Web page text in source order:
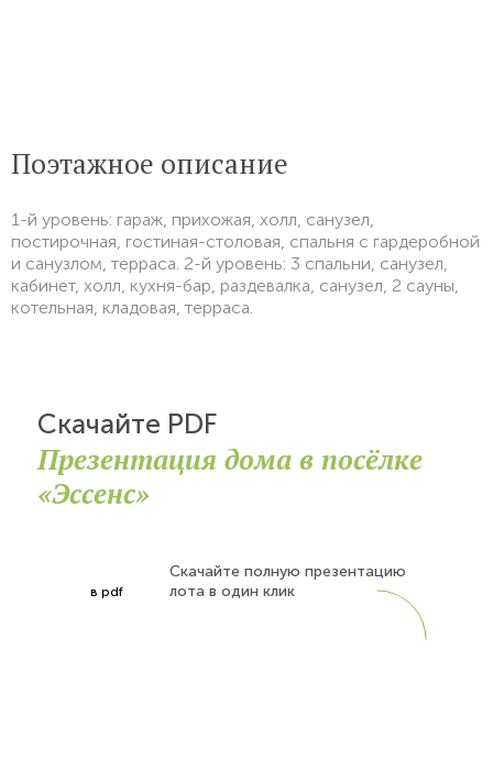
Поэтажное описание
1-й уровень: гараж, прихожая, холл, санузел,
постирочная, гостиная-столовая, спальня с гардеробной
и санузлом, терраса. 2-й уровень: 3 спальни, санузел,
кабинет, холл, кухня-бар, раздевалка, санузел, 2 сауны,
котельная, кладовая, терраса.
Скачайте PDF
Презентация дома в посёлке
«Эссенс»
в pdf
Скачайте полную презентацию
лота в один клик